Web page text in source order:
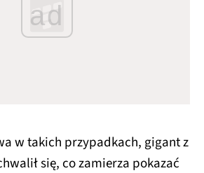
ad
w takich przypadkach, gigant z
się, co zamierza pokazać